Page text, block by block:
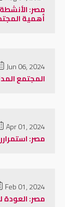
مصر:
أهمية
Jun 06, 2024
المجتمع
Apr 01, 2024
مصر:
Feb 01, 2024
مصر: العودة